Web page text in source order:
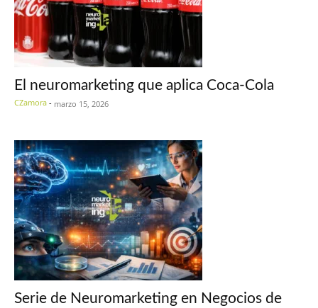
El neuromarketing que aplica Coca-Cola
CZamora - marzo 15, 2026
Serie de Neuromarketing en Negocios de